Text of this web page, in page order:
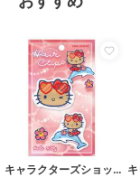
サイズ
キャラクターズショップ ラフラフ